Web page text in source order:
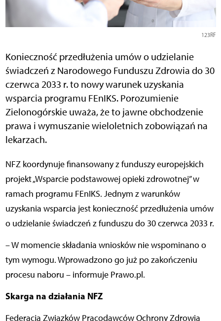
123RF
Konieczność przedłużenia umów o udzielanie
świadczeń z Narodowego Funduszu Zdrowia do 30
czerwca 2033 r. to nowy warunek uzyskania
wsparcia programu FEnIKS. Porozumienie
Zielonogórskie uważa, że to jawne obchodzenie
prawa i wymuszanie wieloletnich zobowiązań na
lekarzach.
NFZ koordynuje finansowany z funduszy europejskich
projekt „Wsparcie podstawowej opieki zdrowotnej” w
ramach programu FEnIKS. Jednym z warunków
uzyskania wsparcia jest konieczność przedłużenia umów
o udzielanie świadczeń z funduszu do 30 czerwca 2033 r.
– W momencie składania wniosków nie wspominano o
tym wymogu. Wprowadzono go już po zakończeniu
procesu naboru – informuje Prawo.pl.
Skarga na działania NFZ
Federacja Związków Pracodawców Ochrony Zdrowia